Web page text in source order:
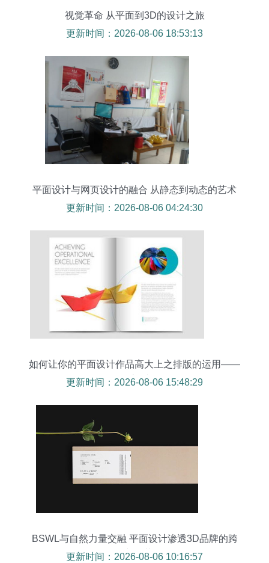
视觉革命 从平面到3D的设计之旅
更新时间：2026-08-06 18:53:13
平面设计与网页设计的融合 从静态到动态的艺术
更新时间：2026-08-06 04:24:30
如何让你的平面设计作品高大上之排版的运用——
3D设计的视角
更新时间：2026-08-06 15:48:29
BSWL与自然力量交融 平面设计渗透3D品牌的跨
界新趋势
更新时间：2026-08-06 10:16:57